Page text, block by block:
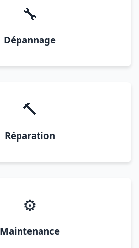
🔧
Dépannage
🔨
Réparation
⚙️
Maintenance